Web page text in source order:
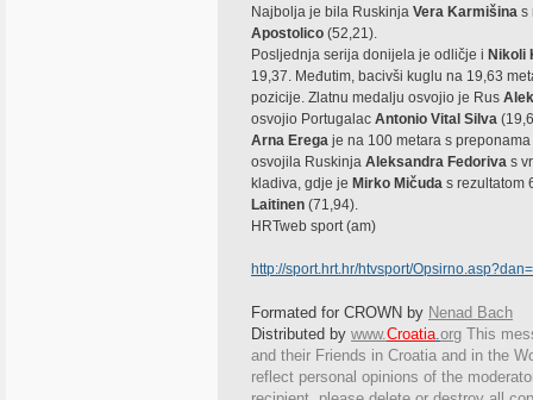
Najbolja je bila Ruskinja Vera Karmišina s
Apostolico (52,21).
Posljednja serija donijela je odličje i Nikoli
19,37. Međutim, bacivši kuglu na 19,63
pozicije. Zlatnu medalju osvojio je Rus
osvojio Portugalac Antonio Vital Silva
Arna Erega je na 100 metara s
osvojila Ruskinja Aleksandra Fedoriva s
kladiva, gdje je Mirko Mičuda s rezultatom
Laitinen (71,94).
HRTweb sport (am)
http://sport.hrt.hr/htvsport/
Formated for CROWN by Nenad Bach
Distributed by www.Croatia.org This
and their Friends in Croatia and in the
reflect personal opinions of the